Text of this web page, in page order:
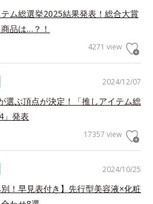
ム総選挙2025結果発表！総合大賞
品は…？！
4271 view
2024/12/07
選ぶ頂点が決定！「推しアイテム総
」発表
17357 view
2024/10/25
別！早見表付き】先行型美容液×化粧